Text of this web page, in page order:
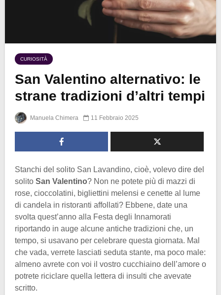
CURIOSITÀ
San Valentino alternativo: le
strane tradizioni d’altri tempi
Manuela Chimera 11 Febbraio 2025
Stanchi del solito San Lavandino, cioè, volevo dire del
solito San Valentino? Non ne potete più di mazzi di
rose, cioccolatini, bigliettini melensi e cenette al lume
di candela in ristoranti affollati? Ebbene, date una
svolta quest’anno alla Festa degli Innamorati
riportando in auge alcune antiche tradizioni che, un
tempo, si usavano per celebrare questa giornata. Mal
che vada, verrete lasciati seduta stante, ma poco male:
almeno avrete con voi il vostro cucchiaino dell’amore o
potrete riciclare quella lettera di insulti che avevate
scritto.